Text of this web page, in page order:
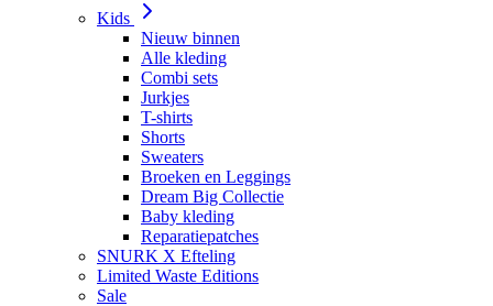
Kids
Nieuw binnen
Alle kleding
Combi sets
Jurkjes
T-shirts
Shorts
Sweaters
Broeken en Leggings
Dream Big Collectie
Baby kleding
Reparatiepatches
SNURK X Efteling
Limited Waste Editions
Sale